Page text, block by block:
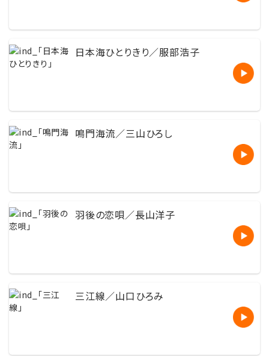
日本海ひとりきり／服部浩子
鳴門海流／三山ひろし
羽後の恋唄／長山洋子
三江線／山口ひろみ